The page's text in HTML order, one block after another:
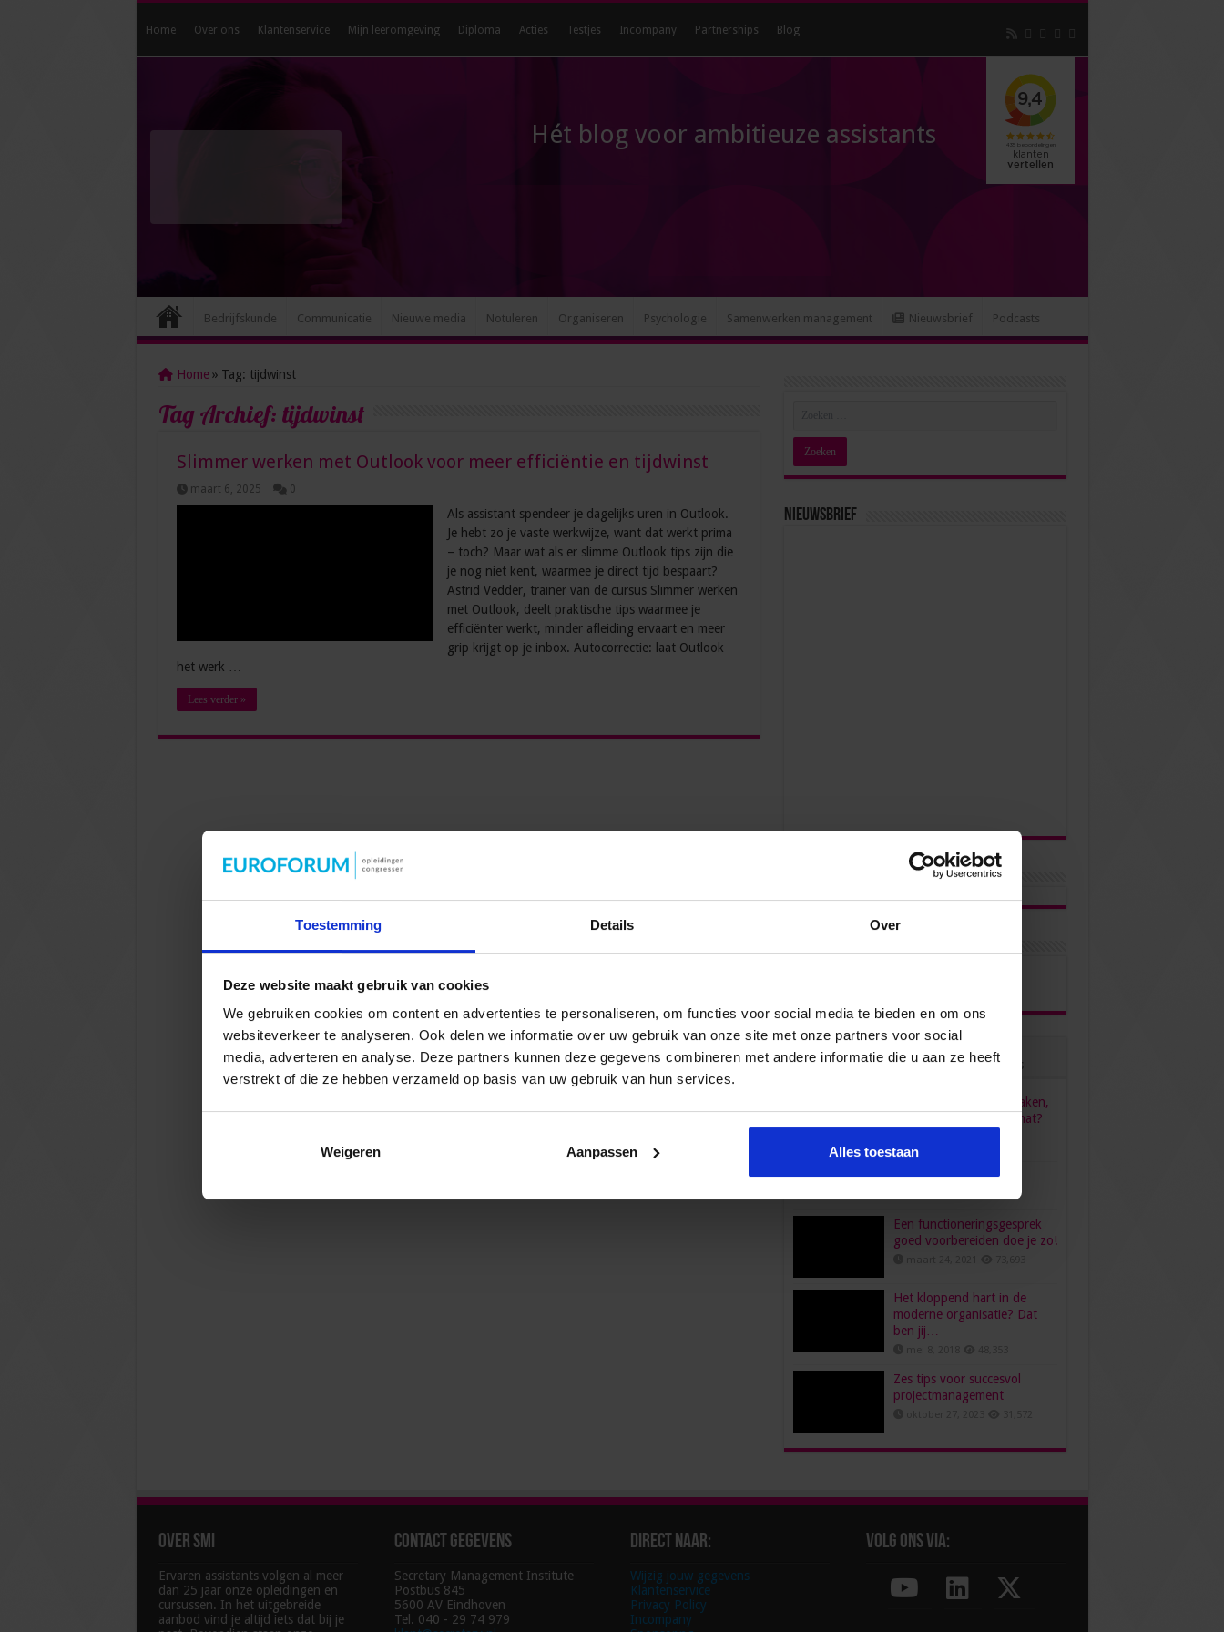
Toestemming Details Over
Deze website maakt gebruik van cookies
We gebruiken cookies om content en advertenties te personaliseren, om functies voor social media te bieden en om ons
websiteverkeer te analyseren. Ook delen we informatie over uw gebruik van onze site met onze partners voor social
media, adverteren en analyse. Deze partners kunnen deze gegevens combineren met andere informatie die u aan ze heeft
verstrekt of die ze hebben verzameld op basis van uw gebruik van hun services.
Weigeren Aanpassen Alles toestaan
Home Over ons Klantenservice Mijn leeromgeving Diploma Acties Testjes Incompany Partnerships Blog
Hét blog voor ambitieuze assistants
Bedrijfskunde Communicatie Nieuwe media Notuleren Organiseren Psychologie Samenwerken management Nieuwsbrief Podcasts
Home » Tag: tijdwinst
Tag Archief: tijdwinst
Slimmer werken met Outlook voor meer efficiëntie en tijdwinst
maart 6, 2025 0
Als assistant spendeer je dagelijks uren in Outlook.
Je hebt zo je vaste werkwijze, want dat werkt prima
– toch? Maar wat als er slimme Outlook tips zijn die
je nog niet kent, waarmee je direct tijd bespaart?
Astrid Vedder, trainer van de cursus Slimmer werken
met Outlook, deelt praktische tips waarmee je
efficiënter werkt, minder afleiding ervaart en meer
grip krijgt op je inbox. Autocorrectie: laat Outlook
het werk …
Lees verder »
Nieuwsbrief
Populair Recent Reacties Tags
HR, HRM, personeelszaken,
P&O… Is het één pot nat?
Wat verdient een secretaresse?
Een functioneringsgesprek
goed voorbereiden doe je zo!
Het kloppend hart in de
moderne organisatie? Dat
ben jij…
Zes tips voor succesvol
projectmanagement
Over SMI
Ervaren assistants volgen al meer
dan 25 jaar onze opleidingen en
cursussen. In het uitgebreide
aanbod vind je altijd iets dat bij je
Contact gegevens
Secretary Management Institute
Postbus 845
5600 AV Eindhoven
Tel. 040 - 29 74 979
Direct naar:
Wijzig jouw gegevens
Klantenservice
Privacy Policy
Incompany
Volg ons via: